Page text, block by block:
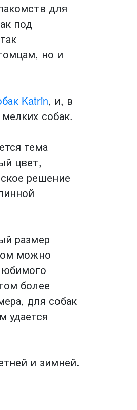
для
под
но и
Katrin, и, в
собак.
тема
цвет,
решение
размер
можно
более
для собак
удается
и зимней.